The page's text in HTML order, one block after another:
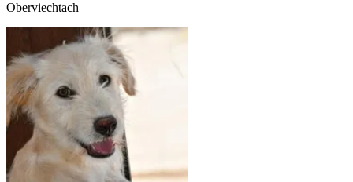
Oberviechtach